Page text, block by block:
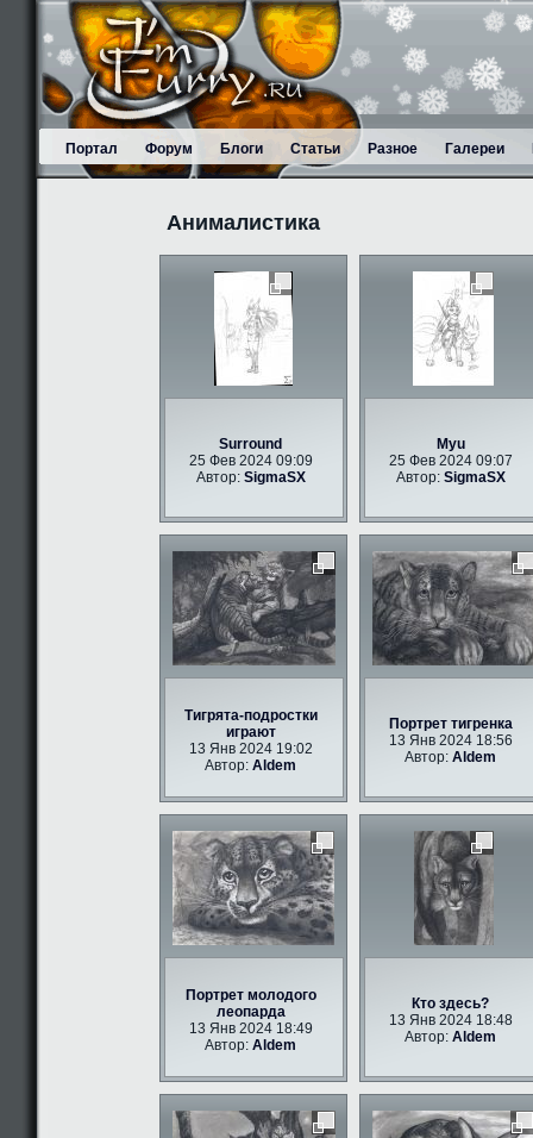
Портал Форум Блоги Статьи Разное Галереи
Анималистика
Surround
25 Фев 2024 09:09
Автор: SigmaSX
Myu
25 Фев 2024 09:07
Автор: SigmaSX
Тигрята-подростки
играют
13 Янв 2024 19:02
Автор:Aldem
Портрет тигренка
13 Янв 2024 18:56
Автор:Aldem
Портрет молодого
леопарда
13 Янв 2024 18:49
Автор:Aldem
Кто здесь?
13 Янв 2024 18:48
Автор:Aldem